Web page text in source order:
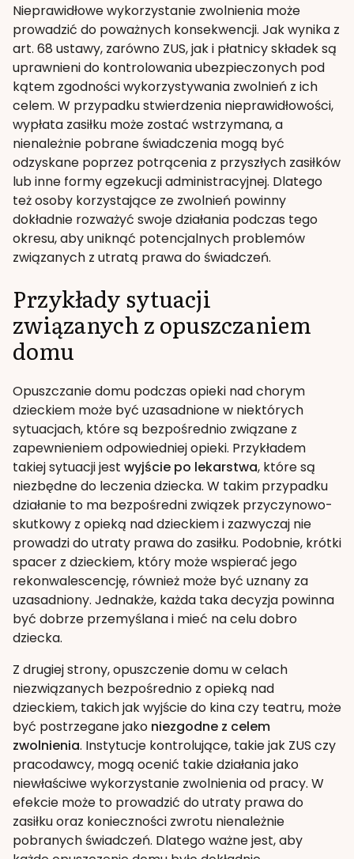
Nieprawidłowe wykorzystanie zwolnienia może
prowadzić do poważnych konsekwencji. Jak wynika z
art. 68 ustawy, zarówno ZUS, jak i płatnicy składek są
uprawnieni do kontrolowania ubezpieczonych pod
kątem zgodności wykorzystywania zwolnień z ich
celem. W przypadku stwierdzenia nieprawidłowości,
wypłata zasiłku może zostać wstrzymana, a
nienależnie pobrane świadczenia mogą być
odzyskane poprzez potrącenia z przyszłych zasiłków
lub inne formy egzekucji administracyjnej. Dlatego
też osoby korzystające ze zwolnień powinny
dokładnie rozważyć swoje działania podczas tego
okresu, aby uniknąć potencjalnych problemów
związanych z utratą prawa do świadczeń.
Przykłady sytuacji
związanych z opuszczaniem
domu
Opuszczanie domu podczas opieki nad chorym
dzieckiem może być uzasadnione w niektórych
sytuacjach, które są bezpośrednio związane z
zapewnieniem odpowiedniej opieki. Przykładem
takiej sytuacji jest wyjście po lekarstwa, które są
niezbędne do leczenia dziecka. W takim przypadku
działanie to ma bezpośredni związek przyczynowo-
skutkowy z opieką nad dzieckiem i zazwyczaj nie
prowadzi do utraty prawa do zasiłku. Podobnie, krótki
spacer z dzieckiem, który może wspierać jego
rekonwalescencję, również może być uznany za
uzasadniony. Jednakże, każda taka decyzja powinna
być dobrze przemyślana i mieć na celu dobro
dziecka.
Z drugiej strony, opuszczenie domu w celach
niezwiązanych bezpośrednio z opieką nad
dzieckiem, takich jak wyjście do kina czy teatru, może
być postrzegane jako niezgodne z celem
zwolnienia. Instytucje kontrolujące, takie jak ZUS czy
pracodawcy, mogą ocenić takie działania jako
niewłaściwe wykorzystanie zwolnienia od pracy. W
efekcie może to prowadzić do utraty prawa do
zasiłku oraz konieczności zwrotu nienależnie
pobranych świadczeń. Dlatego ważne jest, aby